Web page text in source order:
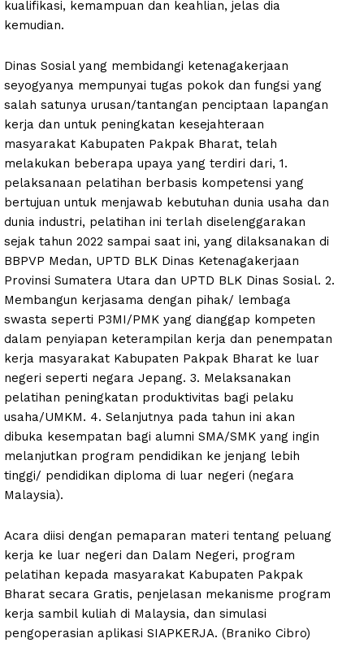
kualifikasi, kemampuan dan keahlian, jelas dia
kemudian.
Dinas Sosial yang membidangi ketenagakerjaan
seyogyanya mempunyai tugas pokok dan fungsi yang
salah satunya urusan/tantangan penciptaan lapangan
kerja dan untuk peningkatan kesejahteraan
masyarakat Kabupaten Pakpak Bharat, telah
melakukan beberapa upaya yang terdiri dari, 1.
pelaksanaan pelatihan berbasis kompetensi yang
bertujuan untuk menjawab kebutuhan dunia usaha dan
dunia industri, pelatihan ini terlah diselenggarakan
sejak tahun 2022 sampai saat ini, yang dilaksanakan di
BBPVP Medan, UPTD BLK Dinas Ketenagakerjaan
Provinsi Sumatera Utara dan UPTD BLK Dinas Sosial. 2.
Membangun kerjasama dengan pihak/ lembaga
swasta seperti P3MI/PMK yang dianggap kompeten
dalam penyiapan keterampilan kerja dan penempatan
kerja masyarakat Kabupaten Pakpak Bharat ke luar
negeri seperti negara Jepang. 3. Melaksanakan
pelatihan peningkatan produktivitas bagi pelaku
usaha/UMKM. 4. Selanjutnya pada tahun ini akan
dibuka kesempatan bagi alumni SMA/SMK yang ingin
melanjutkan program pendidikan ke jenjang lebih
tinggi/ pendidikan diploma di luar negeri (negara
Malaysia).
Acara diisi dengan pemaparan materi tentang peluang
kerja ke luar negeri dan Dalam Negeri, program
pelatihan kepada masyarakat Kabupaten Pakpak
Bharat secara Gratis, penjelasan mekanisme program
kerja sambil kuliah di Malaysia, dan simulasi
pengoperasian aplikasi SIAPKERJA. (Braniko Cibro)